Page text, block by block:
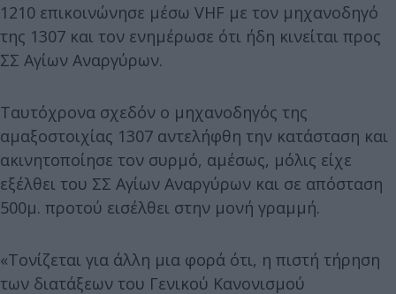
1210 επικοινώνησε μέσω VHF με τον μηχανοδηγό
της 1307 και τον ενημέρωσε ότι ήδη κινείται προς
ΣΣ Αγίων Αναργύρων.
Ταυτόχρονα σχεδόν ο μηχανοδηγός της
αμαξοστοιχίας 1307 αντελήφθη την κατάσταση και
ακινητοποίησε τον συρμό, αμέσως, μόλις είχε
εξέλθει του ΣΣ Αγίων Αναργύρων και σε απόσταση
500μ. προτού εισέλθει στην μονή γραμμή.
«Τονίζεται για άλλη μια φορά ότι, η πιστή τήρηση
των διατάξεων του Γενικού Κανονισμού